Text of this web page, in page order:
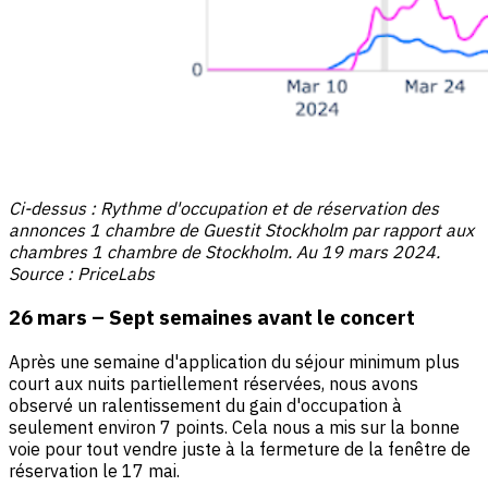
Ci-dessus : Rythme d'occupation et de réservation des
annonces 1 chambre de Guestit Stockholm par rapport aux
chambres 1 chambre de Stockholm. Au 19 mars 2024.
Source : PriceLabs
26 mars – Sept semaines avant le concert
Après une semaine d'application du séjour minimum plus
court aux nuits partiellement réservées, nous avons
observé un ralentissement du gain d'occupation à
seulement environ 7 points. Cela nous a mis sur la bonne
voie pour tout vendre juste à la fermeture de la fenêtre de
réservation le 17 mai.